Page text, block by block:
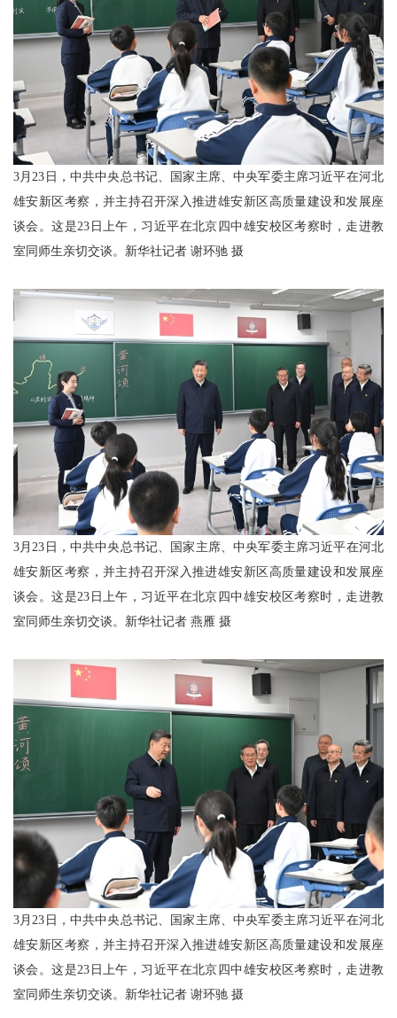
3月23日，中共中央总书记、国家主席、中央军委主席习近平在河北
雄安新区考察，并主持召开深入推进雄安新区高质量建设和发展座
谈会。这是23日上午，习近平在北京四中雄安校区考察时，走进教
室同师生亲切交谈。新华社记者 谢环驰 摄
3月23日，中共中央总书记、国家主席、中央军委主席习近平在河北
雄安新区考察，并主持召开深入推进雄安新区高质量建设和发展座
谈会。这是23日上午，习近平在北京四中雄安校区考察时，走进教
室同师生亲切交谈。新华社记者 燕雁 摄
3月23日，中共中央总书记、国家主席、中央军委主席习近平在河北
雄安新区考察，并主持召开深入推进雄安新区高质量建设和发展座
谈会。这是23日上午，习近平在北京四中雄安校区考察时，走进教
室同师生亲切交谈。新华社记者 谢环驰 摄